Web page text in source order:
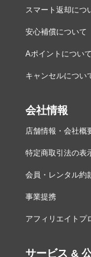
スマート返却につ
安心補償について
Aポイントについて
キャンセルについ
会社情報
店舗情報・会社概
特定商取引法の表
会員・レンタル約
事業提携
アフィリエイトプ
サービス &